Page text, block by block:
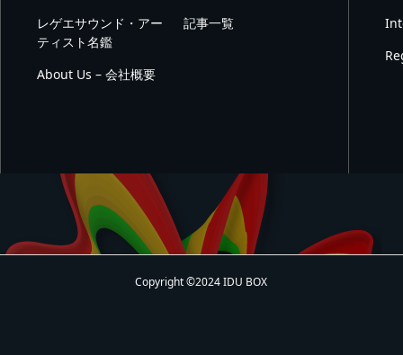
レゲエサウンド・アー
ティスト名鑑
記事一覧
About Us – 会社概要
Copyright ©2024 IDU BOX